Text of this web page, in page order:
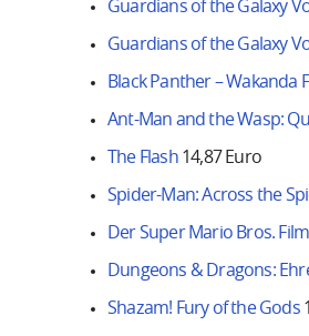
Guardians of the Galaxy
Guardians of the Galaxy
Black Panther – Wakanda
Ant-Man and the Wasp:
The Flash14,87 Euro
Spider-Man: Across the
Der Super Mario Bros. Film
Dungeons & Dragons:
Shazam! Fury of the Gods